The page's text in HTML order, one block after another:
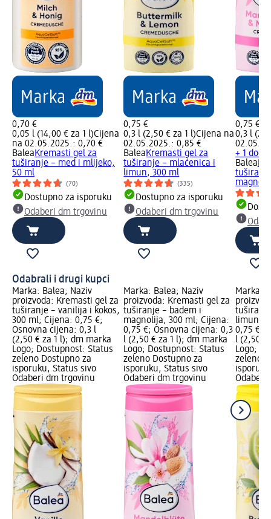
0,70 €
0,05 l (14,00 € za 1 l)Cijena
na 02.05.2025.: 0,70 €
BaleaKremasti gel za
tuširanje – med i mlijeko,
50 ml
(70)
Dostupno za isporuku
Odaberi dm trgovinu
0,75 €
0,3 l (2,50 € za 1 l)Cijena na
02.05.2025.: 0,85 €
BaleaKremasti gel za
tuširanje – mlaćenica i
limun, 300 ml
(335)
Dostupno za isporuku
Odaberi dm trgovinu
0,75 €
0,3 l
+ 1
Balea
Odabrali i drugi kupci
Marka: Balea; Naziv
proizvoda: Kremasti gel za
tuširanje – vanilija i kokos,
300 ml; Cijena: 0,75 €;
Osnovna cijena: 0,3 l
(2,50 € za 1 l); dm marka
Logo; Dostupnost: Status
zeleno Dostupno za
isporuku, Status sivo
Odaberi dm trgovinu
Marka: Balea; Naziv
proizvoda: Kremasti gel za
tuširanje – badem i
magnolija, 300 ml; Cijena:
0,75 €; Osnovna cijena: 0,3
l (2,50 € za 1 l); dm marka
Logo; Dostupnost: Status
zeleno Dostupno za
isporuku, Status sivo
Odaberi dm trgovinu
Marka:
limun,
0,75 €;
l (2,50 €
Logo;
zeleno
Odaberi